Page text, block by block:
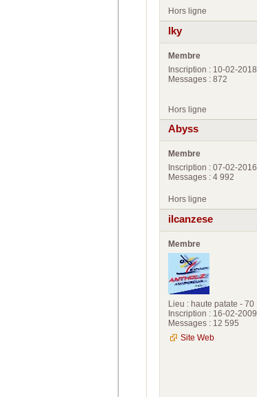
Hors ligne
Iky
Membre
Inscription : 10-02-2018
Messages : 872
Hors ligne
Abyss
Membre
Inscription : 07-02-2016
Messages : 4 992
Hors ligne
ilcanzese
Membre
Lieu : haute patate - 70
Inscription : 16-02-2009
Messages : 12 595
Site Web